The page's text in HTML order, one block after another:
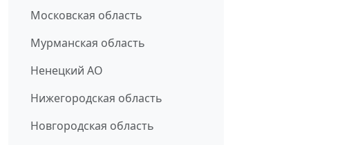
Московская область
Мурманская область
Ненецкий АО
Нижегородская область
Новгородская область